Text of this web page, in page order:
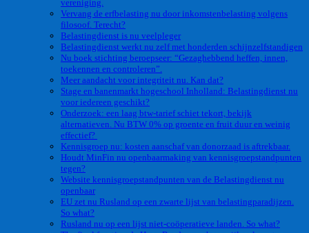
vereniging.
Vervang de erfbelasting nu door inkomstenbelasting volgens
filosoof. Terecht?
Belastingdienst is nu veelpleger
Belastingdienst werkt nu zelf met honderden schijnzelfstandigen
Nu boek stichting beroepseer: “Gezaghebbend heffen, innen,
toekennen en controleren”.
Meer aandacht voor integriteit nu. Kan dat?
Stage en banenmarkt hogeschool Inholland: Belastingdienst nu
voor iedereen geschikt?
Onderzoek: een laag btw-tarief schiet tekort, bekijk
alternatieven. Nu BTW 0% op groente en fruit duur en weinig
effectief?
Kennisgroep nu: kosten aanschaf van donorzaad is aftrekbaar.
Houdt MinFin nu openbaarmaking van kennisgroepstandpunten
tegen?
Website kennisgroepstandpunten van de Belastingdienst nu
openbaar
EU zet nu Rusland op een zwarte lijst van belastingparadijzen.
So what?
Rusland nu op een lijst niet-coöperatieve landen. So what?